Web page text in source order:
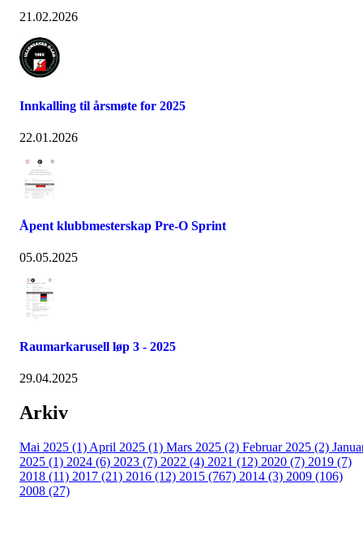
21.02.2026
Innkalling til årsmøte for 2025
22.01.2026
Åpent klubbmesterskap Pre-O Sprint
05.05.2025
Raumarkarusell løp 3 - 2025
29.04.2025
Arkiv
Mai 2025 (1) April 2025 (1) Mars 2025 (2) Februar 2025 (2)
2025 (1) 2024 (6) 2023 (7) 2022 (4) 2021 (12) 2020 (7) 2019 (7)
2018 (11) 2017 (21) 2016 (12) 2015 (767) 2014 (3) 2009 (106)
2008 (27)